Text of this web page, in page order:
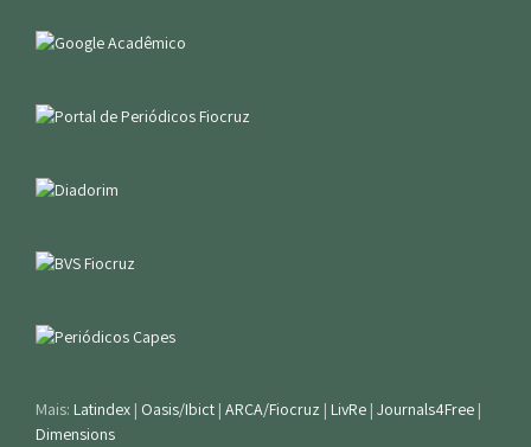
Mais: Latindex | Oasis/Ibict | ARCA/Fiocruz | LivRe | Journals4Free |
Dimensions